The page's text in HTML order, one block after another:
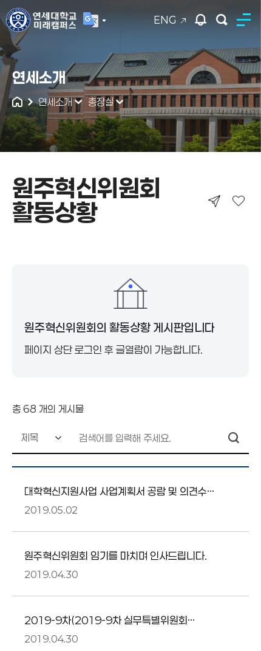
ENG
연세대학교
통합검색
연세소개
연세소개 총장실
원주혁신위원회
활동상황
원주혁신위원회의 활동상황 게시판입니다
페이지 상단 로그인 후 글열람이 가능합니다.
총 68 개의 게시물
대학혁신지원사업 사업계획서 공람 및 의견수렴
안내
2019.05.02
원주혁신위원회 임기를 마치며 인사드립니다.
2019.04.30
2019-9차(2019-9차 실무특별위원회
통합회의) 회의록(요약) (2019.04.24)
2019.04.30